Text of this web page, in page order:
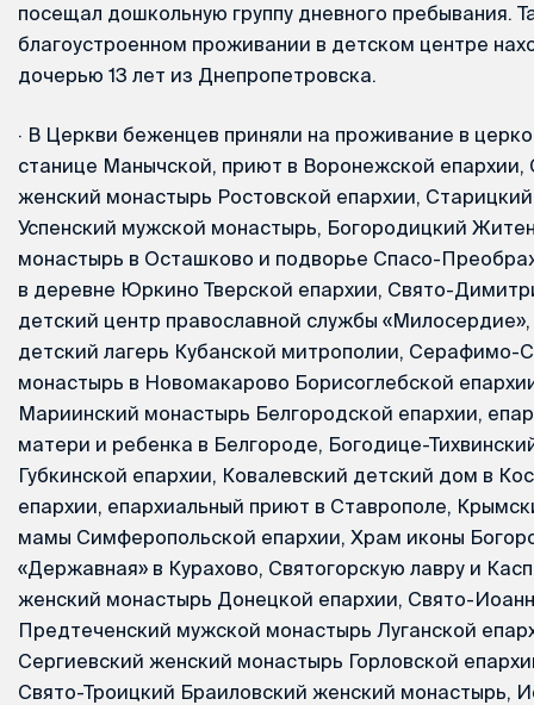
посещал дошкольную группу дневного пребывания.
благоустроенном проживании в детском центре
дочерью 13 лет из Днепропетровска.
· В Церкви беженцев приняли на проживание в
станице Манычской, приют в Воронежской епархии,
женский монастырь Ростовской епархии,
Успенский мужской монастырь, Богородицкий
монастырь в Осташково и подворье Спасо-
в деревне Юркино Тверской епархии, Свято-
детский центр православной службы
детский лагерь Кубанской митрополии, Серафимо-
монастырь в Новомакарово Борисоглебской
Мариинский монастырь Белгородской епархии,
матери и ребенка в Белгороде, Богодице-
Губкинской епархии, Ковалевский детский дом в
епархии, епархиальный приют в Ставрополе,
мамы Симферопольской епархии, Храм иконы
«Державная» в Курахово, Святогорскую лавру и
женский монастырь Донецкой епархии, Свято-
Предтеченский мужской монастырь Луганской
Сергиевский женский монастырь Горловской
Свято-Троицкий Браиловский женский монастырь,